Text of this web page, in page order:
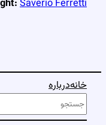
Saverio Ferretti
خانهدرباره
ج
س